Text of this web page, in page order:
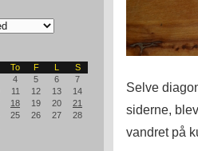
To F L
S
4 5 6
7
11 12 13
14
18 19 20
21
25 26 27
28
Selve
siderne,
vandret på